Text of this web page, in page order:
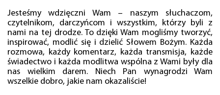
Jesteśmy wdzięczni Wam – naszym słuchaczom,
czytelnikom, darczyńcom i wszystkim, którzy byli z
nami na tej drodze. To dzięki Wam mogliśmy tworzyć,
inspirować, modlić się i dzielić Słowem Bożym. Każda
rozmowa, każdy komentarz, każda transmisja, każde
świadectwo i każda modlitwa wspólna z Wami były dla
nas wielkim darem. Niech Pan wynagrodzi Wam
wszelkie dobro, jakie nam okazaliście!